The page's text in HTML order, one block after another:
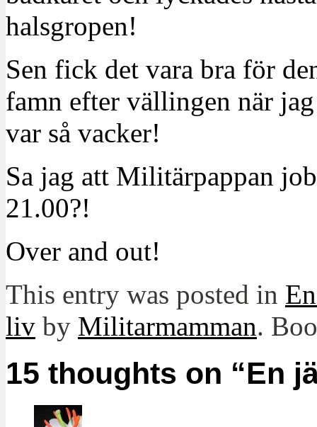
halsgropen!
Sen fick det vara bra för
famn efter vällingen när
var så vacker!
Sa jag att Militärpappan
21.00?!
Over and out!
This entry was posted in
liv by Militarmamman.
15 thoughts on “En